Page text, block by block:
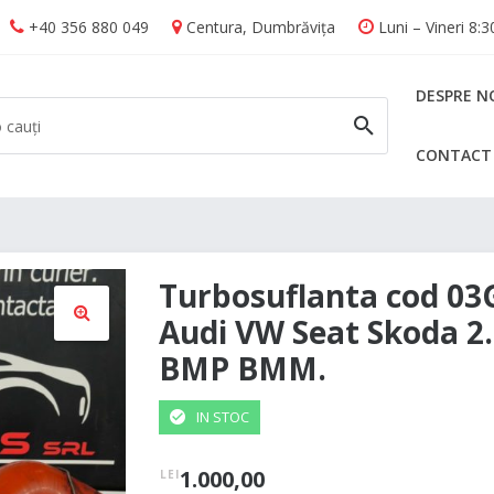
+40 356 880 049 Centura, Dumbrăvița Luni – Vineri
CAUTĂ
DESPRE
CONTACT
🔍
Turbosuflanta cod
Audi VW Seat Skoda
BMP BMM.
IN STOC
LEI1.000,00